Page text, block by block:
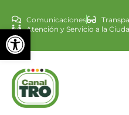
Abrir barra
Comunicaciones
Atención y Servicio a la